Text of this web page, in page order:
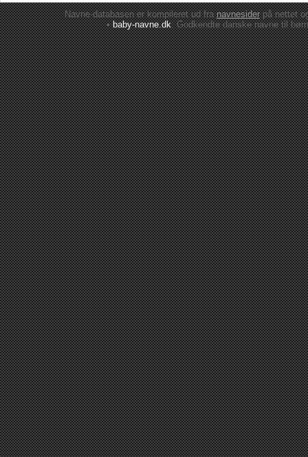
Navne-databasen er kompileret ud franavnesiderpå nettet
•baby-navne.dk: Godkendte danskenavne til børn